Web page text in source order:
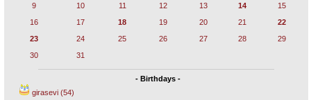
9
10 11 12 13 14
15
16
17 18 19 20 21
22
23
24 25 26 27 28
29
30
31
- Birthdays -
girasevi (54)